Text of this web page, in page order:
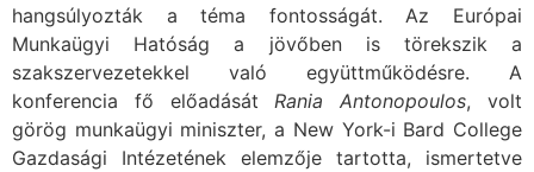
hangsúlyozták a téma fontosságát. Az Európai
Munkaügyi Hatóság a jövőben is törekszik a
szakszervezetekkel való együttműködésre. A
konferencia fő előadását Rania Antonopoulos, volt
görög munkaügyi miniszter, a New York-i Bard College
Gazdasági Intézetének elemzője tartotta, ismertetve